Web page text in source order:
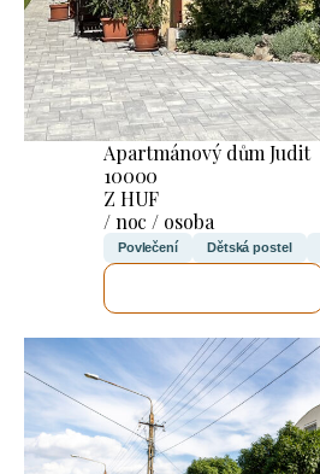
Apartmánový dům Judit
10000
Z HUF
/ noc / osoba
Povlečení Dětská postel